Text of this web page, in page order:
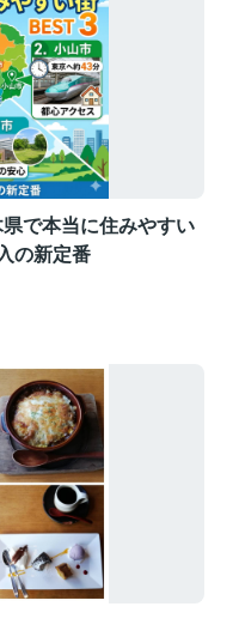
県で本当に住みやすい
の新定番